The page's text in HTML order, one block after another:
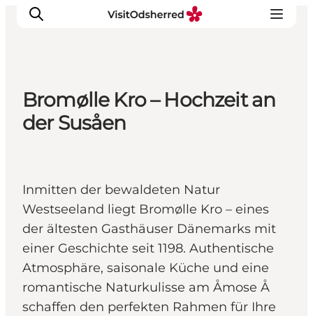
Events
Nützliches
Bromølle Kro – Hochzeit an
der Susåen
Inmitten der bewaldeten Natur
Westseeland liegt Bromølle Kro – eines
der ältesten Gasthäuser Dänemarks mit
einer Geschichte seit 1198. Authentische
Atmosphäre, saisonale Küche und eine
romantische Naturkulisse am Åmose Å
schaffen den perfekten Rahmen für Ihre